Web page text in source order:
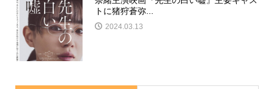
トに猪狩蒼弥...
2024.03.13